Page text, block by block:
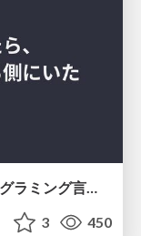
3 450